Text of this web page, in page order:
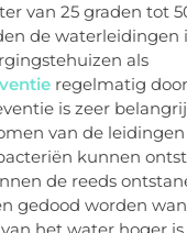
van 25 graden tot
de waterleidingen
als
regelmatig
is zeer
van de
kunnen
de reeds
gedood worden